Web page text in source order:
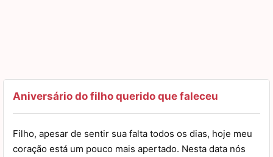
Aniversário do filho querido que faleceu
Filho, apesar de sentir sua falta todos os dias, hoje meu
coração está um pouco mais apertado. Nesta data nós